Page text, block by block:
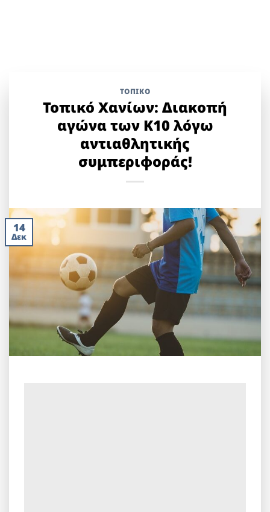
ΤΟΠΙΚΌ
Τοπικό Χανίων: Διακοπή
αγώνα των Κ10 λόγω
αντιαθλητικής
συμπεριφοράς!
14
Δεκ